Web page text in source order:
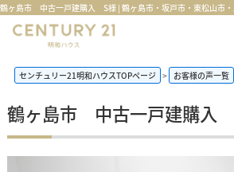
センチュリー21明和ハウスTOPページ お客様の声一覧
鶴ヶ島市 中古一戸建購入